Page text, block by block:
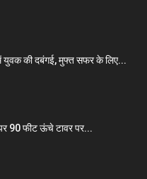
युवक की दबंगई, मुफ्त सफर के लिए...
90 फीट ऊंचे टावर पर...